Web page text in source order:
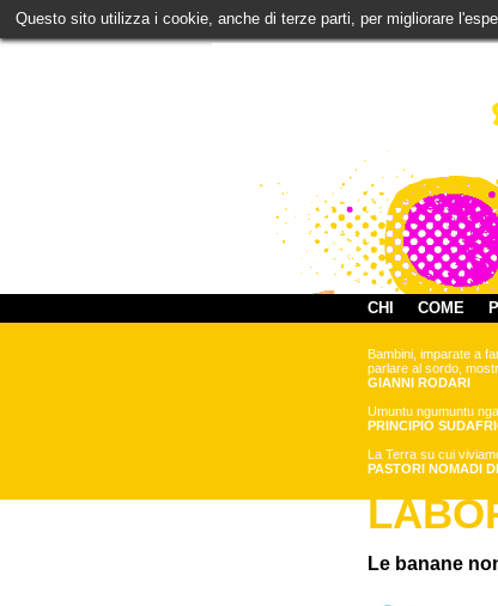
Questo sito utilizza i cookie, anche di terze parti, per migliorare
CHI COME
Bambini, imparate a
parlare al sordo,
GIANNI RODARI
Umuntu ngumuntu
PRINCIPIO
La Terra su cui
PASTORI NOMADI
Le banane